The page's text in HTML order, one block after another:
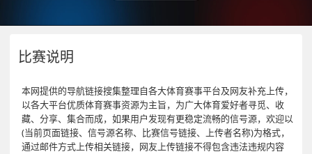
比赛说明
本网提供的导航链接搜集整理自各大体育赛事平台及网友补充上传，
以各大平台优质体育赛事资源为主旨，为广大体育爱好者寻觅、收
藏、分享、集合而成，如果用户发现有更稳定流畅的信号源，欢迎以
(当前页面链接、信号源名称、比赛信号链接、上传者名称)为格式，
通过邮件方式上传相关链接，网友上传链接不得包含违法违规内容